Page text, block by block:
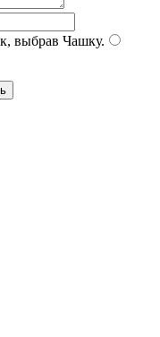
выбрав Чашку.